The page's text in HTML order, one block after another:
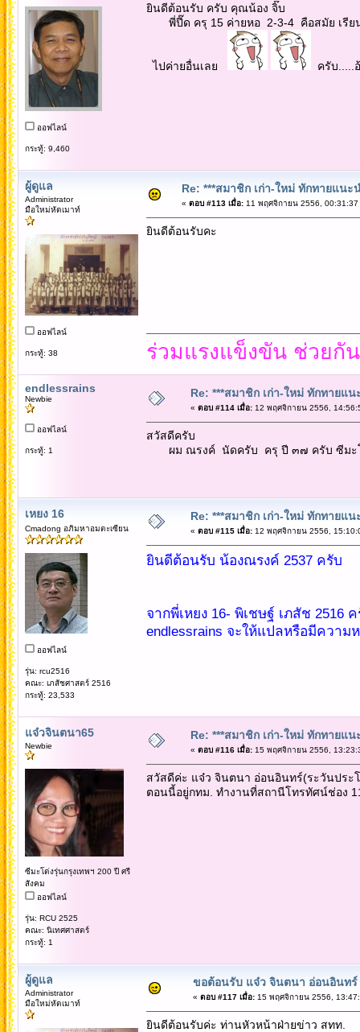
ออฟไลน์
กระทู้: 9,460
ยินดีต้อนรับ ครับ คุณน้อง จิ๊บ
พี่ปี๊ด ครุ 15 ค่ายหอ 2-3-4 คือสมัย เรียน
ไปค่ายอื่นเลย ครับ.....
ผู้ดูแล
Administrator
มือใหม่หัดเมาท์
ออฟไลน์
กระทู้: 38
Re: ***สมาชิก เก่า-ใหม่ ทักทายแนะ
« ตอบ #113 เมื่อ:11 พฤศจิกายน 2556, 00:31:37
ยินดีต้อนรับคะ
ร่วมแรงแข็งขัน ช่วย
endlessrains
Newbie
ออฟไลน์
กระทู้: 1
Re: ***สมาชิก เก่า-ใหม่ ทักทายแ
« ตอบ #114 เมื่อ:12 พฤศจิกายน 2556,
สวัสดีครับ
ผม ณรงค์ นัดครับ ครุ ปี ๓๗ ครับ ซีมะ
เหยง 16
Cmadong อภิมหาอมตะเซียน
ออฟไลน์
รุ่น: rcu2516
คณะ: เภสัชศาสตร์ 2516
กระทู้: 23,533
Re: ***สมาชิก เก่า-ใหม่ ทักทายแ
« ตอบ #115 เมื่อ:12 พฤศจิกายน 2556,
ยินดีต้อนรับ น้องณรงค์ 2537 ครับ
จากพี่เหยง 16- พิเชษฐ์ เภสัช 2516
endlessrains จะให้แปลหรือมีควา
แจ๋วจินตนา65
Newbie
ซีมะโด่งรุ่นกรุงเทพฯ 200 ปี ศรี
สังคม
ออฟไลน์
รุ่น: RCU 2525
คณะ: นิเทศศาสตร์
กระทู้: 1
Re: ***สมาชิก เก่า-ใหม่ ทักทายแ
« ตอบ #116 เมื่อ:15 พฤศจิกายน 2556,
สวัสดีค่ะ แจ๋ว จินตนา อ่อนอินทร์(ระวันประ
ตอนนี้อยู่กทม. ทำงานที่สถานีโทรทัศน์ช่อง
ผู้ดูแล
Administrator
มือใหม่หัดเมาท์
ขอต้อนรับ แจ๋ว จินตนา อ่อนอินทร์
« ตอบ #117 เมื่อ:15 พฤศจิกายน 2556,
ยินดีต้อนรับค่ะ ท่านหัวหน้าฝ่ายข่าว สทท.